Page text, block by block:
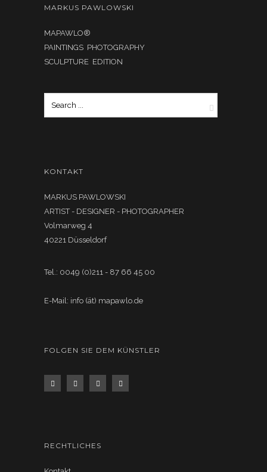
MARKUS PAWLOWSKI
MAPAWLO®
PAINTINGS PHOTOGRAPHY
SCULPTURE EDITION
KONTAKT
MARKUS PAWLOWSKI
ARTIST - DESIGNER - PHOTOGRAPHER
Volmarweg 4
40221 Düsseldorf
Tel.: 0049 (0)211 - 87 66 45 00
E-Mail: info (ät) mapawlo.de
FOLGEN SIE DEM KÜNSTLER
RECHTLICHES